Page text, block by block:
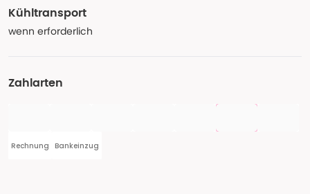
Kühltransport
wenn erforderlich
Zahlarten
Rechnung Bankeinzug